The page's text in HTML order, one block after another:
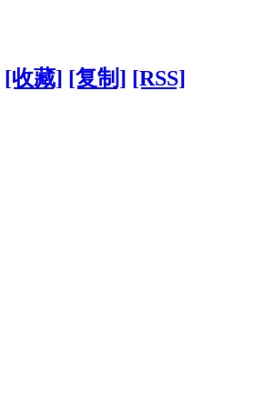
[收藏] [复制] [RSS]